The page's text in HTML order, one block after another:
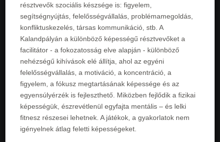
résztvevők szociális készsége is: figyelem,
segítségnyújtás, felelősségvállalás, problémamegoldás,
konfliktuskezelés, társas kommunikáció, stb. A
Kalandpályán a különböző képességű résztvevőket a
facilitátor - a fokozatosság elve alapján - különböző
nehézségű kihívások elé állítja, ahol az egyéni
felelősségvállalás, a motiváció, a koncentráció, a
figyelem, a fókusz megtartásának képessége és az
egyensúlyérzék is fejleszthető. Miközben fejlődik a fizikai
képességük, észrevétlenül egyfajta mentális – és lelki
fitnesz részesei lehetnek. A játékok, a gyakorlatok nem
igényelnek átlag feletti képességeket.